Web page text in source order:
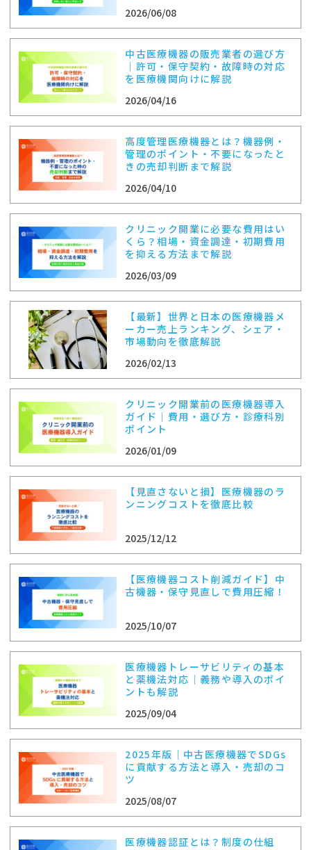
2026/06/08
中古医療機器の販売業者の選び方
｜許可・保守契約・故障時の対応
を医療機関向けに解説
2026/04/16
高度管理医療機器とは？機器例・
管理のポイント・不要になったと
きの売却判断まで解説
2026/04/10
クリニック開業に必要な費用はい
くら？相場・資金調達・初期費用
を抑える方法まで解説
2026/03/09
【最新】世界と日本の医療機器メ
ーカー売上ランキング、シェア・
市場動向を徹底解説
2026/02/13
クリニック開業前の医療機器導入
ガイド｜費用・選び方・診療科別
ポイント
2026/01/09
【見直さないと損】医療機器のラ
ンニングコストを徹底比較
2025/12/12
【医療機器コスト削減ガイド】中
古機器・保守見直しで費用圧縮！
2025/10/07
医療機器トレーサビリティの基本
と薬機法対応｜義務や導入のポイ
ントも解説
2025/09/04
2025年版｜中古医療機器でSDGs
に貢献する方法と導入・売却のコ
ツ
2025/08/07
医療機器認証とは？制度の仕組